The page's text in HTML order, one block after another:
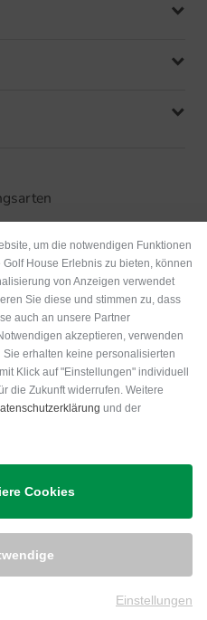
um die notwendigen Funktionen
House Erlebnis zu bieten, können
von Anzeigen verwendet
Sie diese und stimmen zu, dass
auch an unsere Partner
akzeptieren, verwenden
erhalten keine personalisierten
Klick auf "Einstellungen" individuell
die Zukunft widerrufen. Weitere
und der
Cookies
Einstellungen